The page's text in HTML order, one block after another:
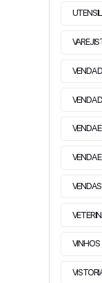
VENDA
VENDA
VENDA
VENDA
VENDAS
VINHOS